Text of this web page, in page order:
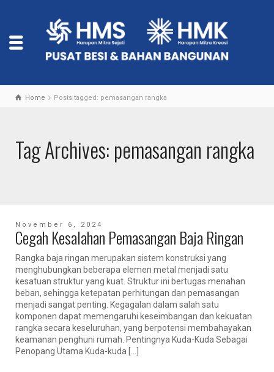
Home Posts tagged: pemasangan rangka
Tag Archives: pemasangan rangka
November 6, 2024
Cegah Kesalahan Pemasangan Baja Ringan
Rangka baja ringan merupakan sistem konstruksi yang
menghubungkan beberapa elemen metal menjadi satu
kesatuan struktur yang kuat. Struktur ini bertugas menahan
beban, sehingga ketepatan perhitungan dan pemasangan
menjadi sangat penting. Kegagalan dalam salah satu
komponen dapat memengaruhi keseimbangan dan kekuatan
rangka secara keseluruhan, yang berpotensi membahayakan
keamanan penghuni rumah. Pentingnya Kuda-Kuda Sebagai
Penopang Utama Kuda-kuda […]